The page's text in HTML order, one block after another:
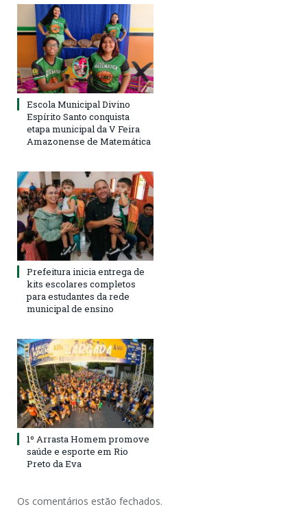
Escola Municipal Divino
Espírito Santo conquista
etapa municipal da V Feira
Amazonense de Matemática
Prefeitura inicia entrega de
kits escolares completos
para estudantes da rede
municipal de ensino
1º Arrasta Homem promove
saúde e esporte em Rio
Preto da Eva
Os comentários estão fechados.